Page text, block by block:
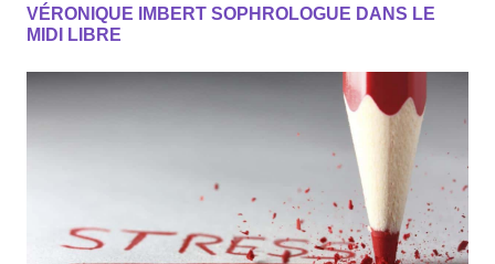
VÉRONIQUE IMBERT SOPHROLOGUE DANS LE
MIDI LIBRE